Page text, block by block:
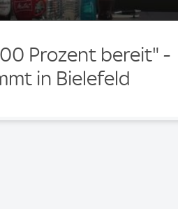
Prozent bereit" -
in Bielefeld